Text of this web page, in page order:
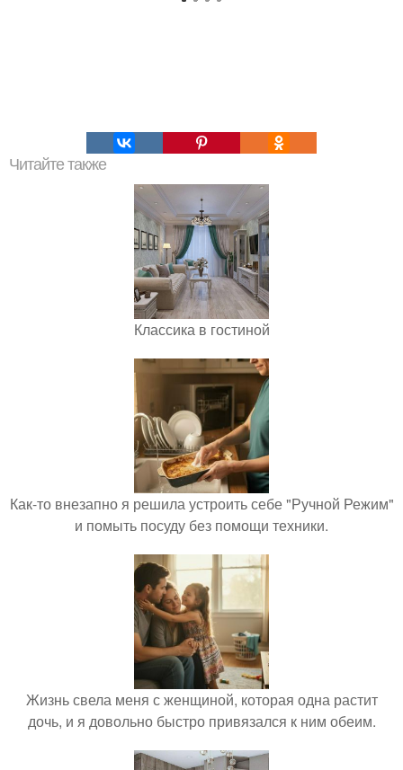
Читайте также
Классика в гостиной
Как-то внезапно я решила устроить себе "Ручной Режим"
и помыть посуду без помощи техники.
Жизнь свела меня с женщиной, которая одна растит
дочь, и я довольно быстро привязался к ним обеим.